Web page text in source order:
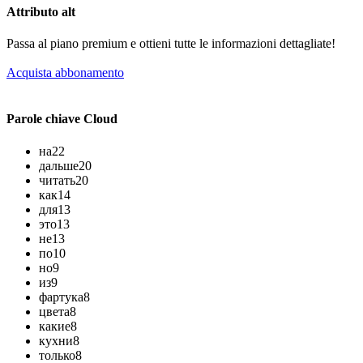
Attributo alt
Passa al piano premium e ottieni tutte le informazioni dettagliate!
Acquista abbonamento
Parole chiave Cloud
на22
дальше20
читать20
как14
для13
это13
не13
по10
но9
из9
фартука8
цвета8
какие8
кухни8
только8